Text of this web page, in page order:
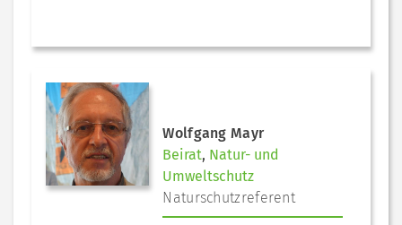
Wolfgang Mayr
Beirat, Natur- und
Umweltschutz
Naturschutzreferent